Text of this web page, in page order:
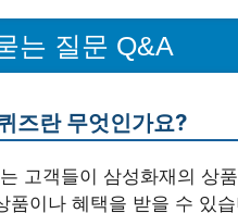
는 질문 Q&A
즈란 무엇인가요?
고객들이 삼성화재의 상
품이나 혜택을 받을 수 있